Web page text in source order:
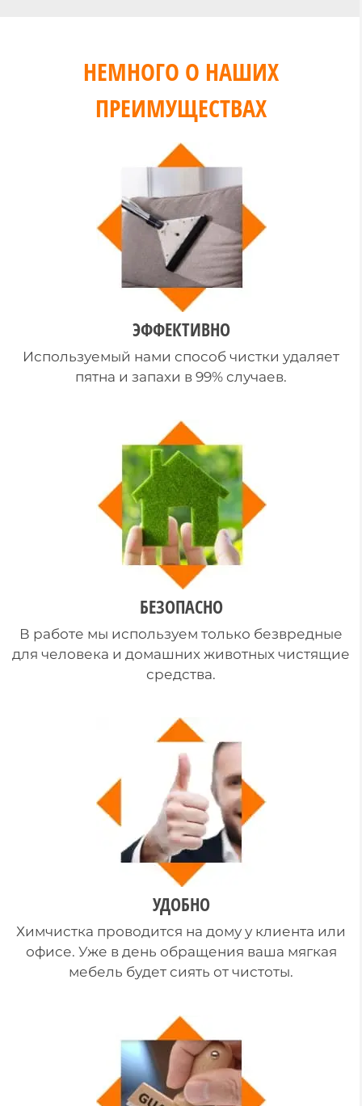
НЕМНОГО О НАШИХ
ПРЕИМУЩЕСТВАХ
ЭФФЕКТИВНО
Используемый нами способ чистки удаляет
пятна и запахи в 99% случаев.
БЕЗОПАСНО
В работе мы используем только безвредные
для человека и домашних животных чистящие
средства.
УДОБНО
Химчистка проводится на дому у клиента или
офисе. Уже в день обращения ваша мягкая
мебель будет сиять от чистоты.